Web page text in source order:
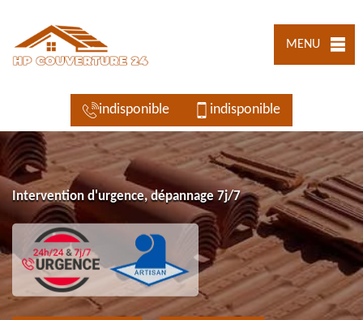
MENU
indisponible indisponible
Intervention d'urgence, dépannage 7j/7